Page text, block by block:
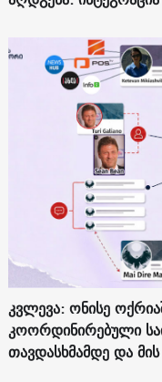
კვლევა: ონისე
კოორდინირებული
თავდასხმამდე და